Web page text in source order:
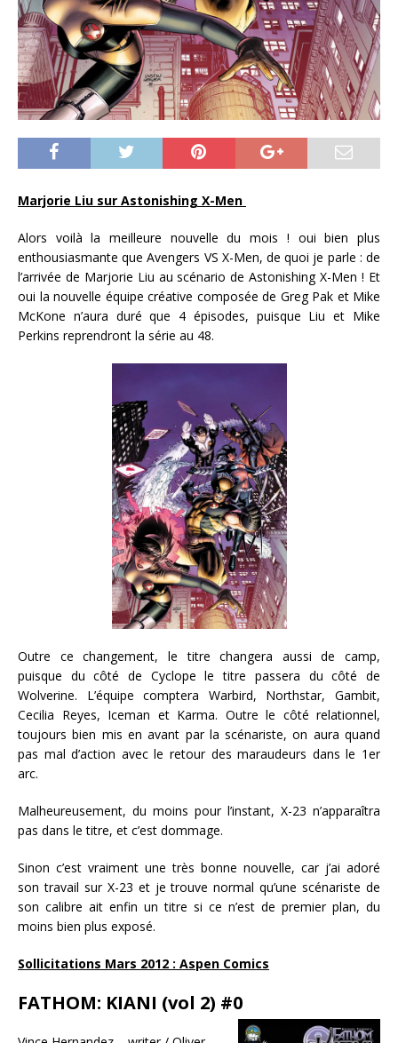
Marjorie Liu sur Astonishing X-Men
Alors voilà la meilleure nouvelle du mois ! oui bien plus
enthousiasmante que Avengers VS X-Men, de quoi je parle : de
l’arrivée de Marjorie Liu au scénario de Astonishing X-Men ! Et
oui la nouvelle équipe créative composée de Greg Pak et Mike
McKone n’aura duré que 4 épisodes, puisque Liu et Mike
Perkins reprendront la série au 48.
Outre ce changement, le titre changera aussi de camp,
puisque du côté de Cyclope le titre passera du côté de
Wolverine. L’équipe comptera Warbird, Northstar, Gambit,
Cecilia Reyes, Iceman et Karma. Outre le côté relationnel,
toujours bien mis en avant par la scénariste, on aura quand
pas mal d’action avec le retour des maraudeurs dans le 1er
arc.
Malheureusement, du moins pour l’instant, X-23 n’apparaîtra
pas dans le titre, et c’est dommage.
Sinon c’est vraiment une très bonne nouvelle, car j’ai adoré
son travail sur X-23 et je trouve normal qu’une scénariste de
son calibre ait enfin un titre si ce n’est de premier plan, du
moins bien plus exposé.
Sollicitations Mars 2012 : Aspen Comics
FATHOM: KIANI (vol 2) #0